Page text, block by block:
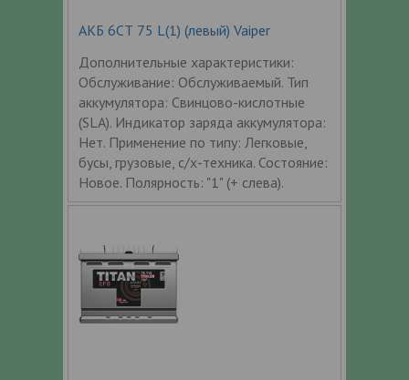
АКБ 6СТ 75 L(1) (левый) Vaiper
Дополнительные характеристики:
Обслуживание: Обслуживаемый. Тип
аккумулятора: Свинцово-кислотные
(SLA). Индикатор заряда аккумулятора:
Нет. Применение по типу: Легковые,
бусы, грузовые, с/х-техника. Состояние:
Новое. Полярность: "1" (+ слева).